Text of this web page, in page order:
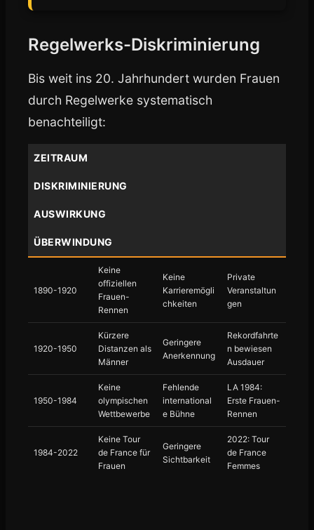
Regelwerks-Diskriminierung
Bis weit ins 20. Jahrhundert wurden Frauen
durch Regelwerke systematisch
benachteiligt:
ZEITRAUM
DISKRIMINIERUNG
AUSWIRKUNG
ÜBERWINDUNG
1890-1920
Keine
offiziellen
Frauen-
Rennen
Keine
Karrieremögli
chkeiten
Private
Veranstaltun
gen
1920-1950
Kürzere
Distanzen als
Männer
Geringere
Anerkennung
Rekordfahrte
n bewiesen
Ausdauer
1950-1984
Keine
olympischen
Wettbewerbe
Fehlende
international
e Bühne
LA 1984:
Erste Frauen-
Rennen
1984-2022
Keine Tour
de France für
Frauen
Geringere
Sichtbarkeit
2022: Tour
de France
Femmes